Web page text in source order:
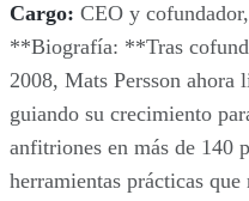
Cargo: CEO y
**Biografía: **Tras
2008, Mats Persson ahora
guiando su crecimiento
anfitriones en más de 140
herramientas prácticas